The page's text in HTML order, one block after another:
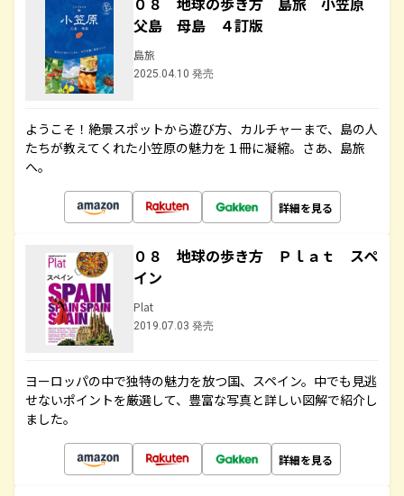
父島 母島 ４訂版
島旅
2025.04.10 発売
ようこそ！絶景スポットから遊び方、カルチャーまで、島の人
たちが教えてくれた小笠原の魅力を１冊に凝縮。さあ、島旅
へ。
詳細を見る
０８ 地球の歩き方 Ｐｌａｔ スペ
イン
Plat
2019.07.03 発売
ヨーロッパの中で独特の魅力を放つ国、スペイン。中でも見逃
せないポイントを厳選して、豊富な写真と詳しい図解で紹介し
ました。
詳細を見る